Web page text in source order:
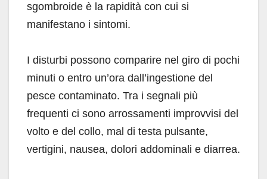
sgombroide è la rapidità con cui si
manifestano i sintomi.
I disturbi possono comparire nel giro di pochi
minuti o entro un’ora dall’ingestione del
pesce contaminato. Tra i segnali più
frequenti ci sono arrossamenti improvvisi del
volto e del collo, mal di testa pulsante,
vertigini, nausea, dolori addominali e diarrea.